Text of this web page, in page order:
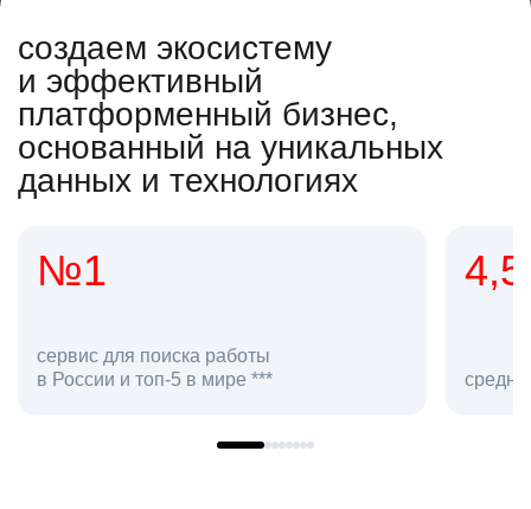
создаем экосистему
и эффективный
платформенный бизнес,
основанный на уникальных
данных и технологиях
4,5
средняя оценка hh.ru как работодателя **
в